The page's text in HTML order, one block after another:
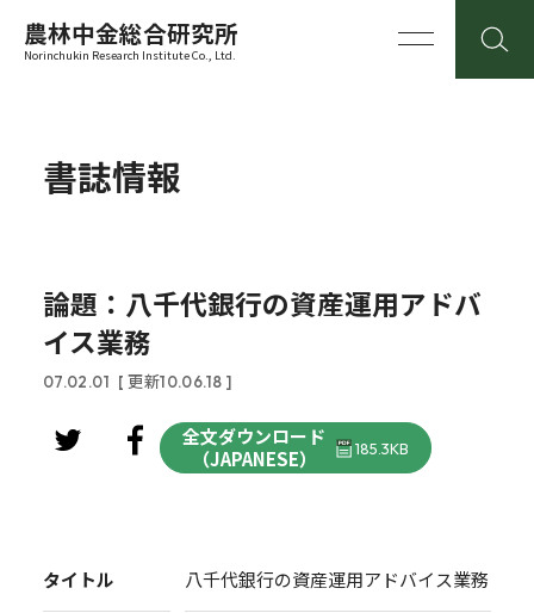
農林中金総合研究所
Norinchukin Research Institute Co., Ltd.
書誌情報
論題：八千代銀行の資産運用アドバ
イス業務
07.02.01 [ 更新10.06.18 ]
全文ダウンロード
（JAPANESE）
185.3KB
タイトル 八千代銀行の資産運用アドバイス業務